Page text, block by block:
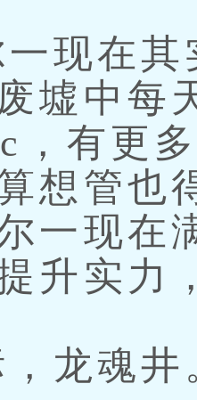
现在其
墟中每
，有更
想管也
一现在
升实力
龙魂井